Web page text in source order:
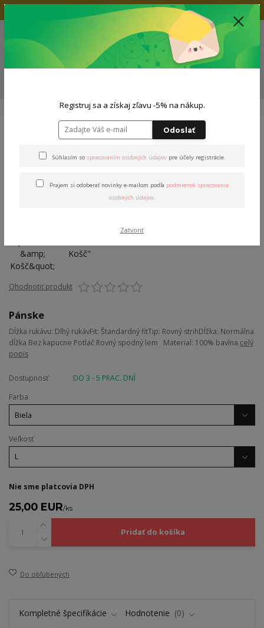
Doprava zadarmo nad 80€
0
0,00 EUR
Pánske mikiny Mikina "Stašák & Košč"
Mikina "Stašák & Košč"
Ohodnotiť produkt
Pánske
Dĺžka rukávu: Dlhý rukávFit: Štandardný fitTip: Rovný strihDĺžka: Normálna
dĺžka Bez kapucne Potlač Rovný spodný lem Material: 100% bavlna celý
popis
Dostupnosť
DO 3 - 5 PRAC. DNÍ
Farba
Veľkosť
Nie sme platcovia DPH
25,00 EUR/ks
Pridať do košíka
Do obľúbených
Kompletné špecifikácie Hodnotenie
0
Registruj sa a získaj zľavu -5% na nákup.
Odoslať
Súhlasím so spracovaním osobných údajovpre účely registrácie.
Prajem si odoberať novinky e-mailom podľa podmienok spracovania
osobných údajov.
Zatvoriť